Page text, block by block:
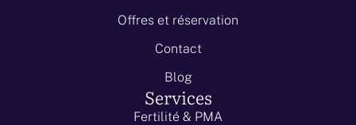
Offres et réservation
Contact
Blog
Services
Fertilité & PMA